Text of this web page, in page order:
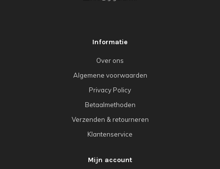
Informatie
Over ons
Algemene voorwaarden
Privacy Policy
Betaalmethoden
Verzenden & retourneren
Klantenservice
Mijn account